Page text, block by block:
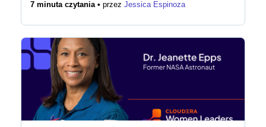
7 minuta czytania • przez Jessica Espinoza